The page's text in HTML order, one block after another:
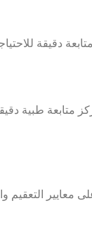
دقيقة
متابعة
معايير